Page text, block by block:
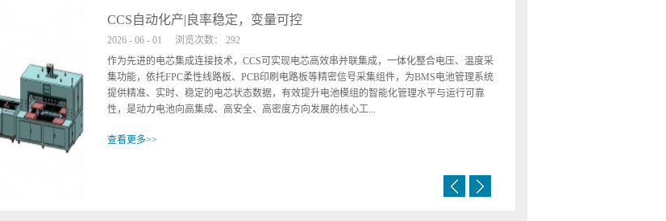
CCS自动化产|良率稳定，变量可控
2026 - 06 - 01 浏览次数：
292
作为先进的电芯集成连接技术，CCS可实现电芯高效串并联集成，一体化整合电压、温度采
集功能，依托FPC柔性线路板、PCB印刷电路板等精密信号采集组件，为BMS电池管理系统
提供精准、实时、稳定的电芯状态数据，有效提升电池模组的智能化管理水平与运行可靠
性，是动力电池向高集成、高安全、高密度方向发展的核心工...
接生产线，通过关键工艺闭环控制、全流程自动化作业、全过程数据追溯体系，有效解决
传统生产一致性差、良率波动大、异常难追溯、安全风险高的行业难题，全面提升电池制
查看更多>>